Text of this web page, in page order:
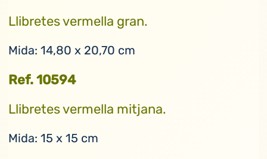
Llibretes vermella gran.
Mida: 14,80 x 20,70 cm
Ref. 10594
Llibretes vermella mitjana.
Mida: 15 x 15 cm